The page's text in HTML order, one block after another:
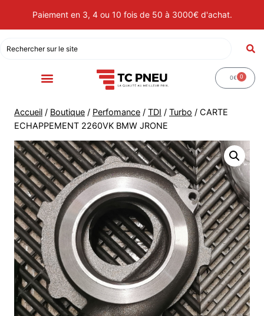
Paiement en 3, 4 ou 10 fois de 50 à 3000€ d'achat.
0€ 0
Accueil / Boutique / Perfomance / TDI / Turbo / CARTE
ECHAPPEMENT 2260VK BMW JRONE